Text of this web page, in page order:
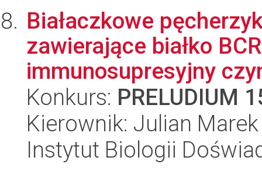
Białaczkowe
zawierające białko
immunosupresyjny
Konkurs: PRELUDIUM
Kierownik: Julian
Instytut Biologii